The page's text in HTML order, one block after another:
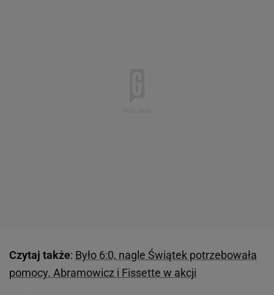
Czytaj także: Było 6:0, nagle Świątek potrzebowała
pomocy. Abramowicz i Fissette w akcji